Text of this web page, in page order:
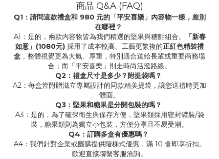
商品 Q&A (FAQ)
Q1：請問這款禮盒和 980 元的「平安喜樂」內容物一樣，差別
在哪裡？
A1：是的，兩款內容物皆為我們精選的堅果與糖點組合。
「新春
如意」(1080元) 採用了成本較高、工藝更繁複的正紅色精裝禮
盒 ，整體視覺更為大氣、厚重，特別適合送給長輩或重要商務場
合；而「平安喜樂」則走時尚活潑路線。
Q2：禮盒尺寸是多少？附提袋嗎？
A2：每盒皆附贈滋立專屬設計的同款精美提袋，讓您送禮時更加
體面。
Q3：堅果和糖果是分開包裝的嗎？
A3：是的，為了確保衛生與保存方便，堅果類採用密封罐裝/袋
裝，糖果類則為獨立小包裝，方便分享且不易受潮。
Q4：訂購多盒有優惠嗎？
A4：我們針對企業或團購提供階梯式優惠，滿 10 盒即享折扣。
歡迎直接聯繫客服洽詢。